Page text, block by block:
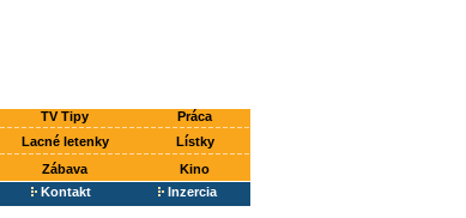
TV Tipy
Práca
Lacné letenky
Lístky
Zábava
Kino
Kontakt Inzercia